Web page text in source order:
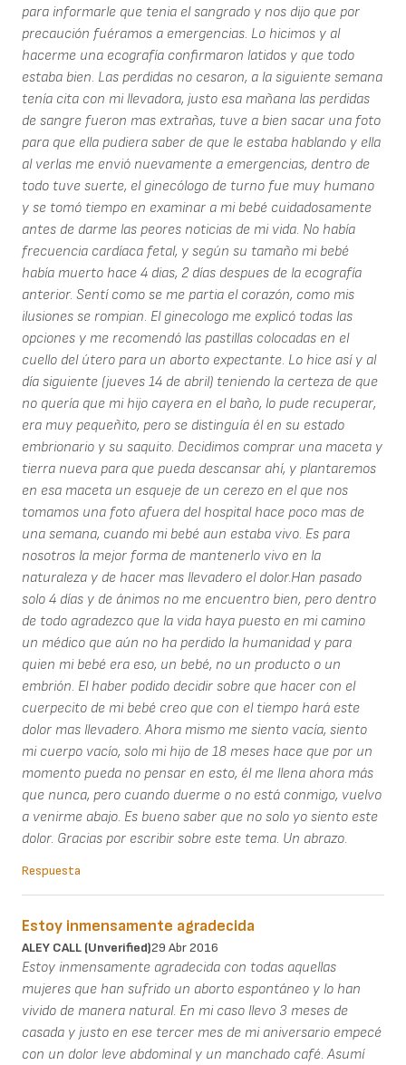
para informarle que tenia el sangrado y nos dijo que por
precaución fuéramos a emergencias. Lo hicimos y al
hacerme una ecografía confirmaron latidos y que todo
estaba bien. Las perdidas no cesaron, a la siguiente semana
tenía cita con mi llevadora, justo esa mañana las perdidas
de sangre fueron mas extrañas, tuve a bien sacar una foto
para que ella pudiera saber de que le estaba hablando y ella
al verlas me envió nuevamente a emergencias, dentro de
todo tuve suerte, el ginecólogo de turno fue muy humano
y se tomó tiempo en examinar a mi bebé cuidadosamente
antes de darme las peores noticias de mi vida. No había
frecuencia cardíaca fetal, y según su tamaño mi bebé
había muerto hace 4 dias, 2 días despues de la ecografía
anterior. Sentí como se me partia el corazón, como mis
ilusiones se rompian. El ginecologo me explicó todas las
opciones y me recomendó las pastillas colocadas en el
cuello del útero para un aborto expectante. Lo hice así y al
día siguiente (jueves 14 de abril) teniendo la certeza de que
no quería que mi hijo cayera en el baño, lo pude recuperar,
era muy pequeñito, pero se distinguía él en su estado
embrionario y su saquito. Decidimos comprar una maceta y
tierra nueva para que pueda descansar ahí, y plantaremos
en esa maceta un esqueje de un cerezo en el que nos
tomamos una foto afuera del hospital hace poco mas de
una semana, cuando mi bebé aun estaba vivo. Es para
nosotros la mejor forma de mantenerlo vivo en la
naturaleza y de hacer mas llevadero el dolor.Han pasado
solo 4 días y de ánimos no me encuentro bien, pero dentro
de todo agradezco que la vida haya puesto en mi camino
un médico que aún no ha perdido la humanidad y para
quien mi bebé era eso, un bebé, no un producto o un
embrión. El haber podido decidir sobre que hacer con el
cuerpecito de mi bebé creo que con el tiempo hará este
dolor mas llevadero. Ahora mismo me siento vacía, siento
mi cuerpo vacío, solo mi hijo de 18 meses hace que por un
momento pueda no pensar en esto, él me llena ahora más
que nunca, pero cuando duerme o no está conmigo, vuelvo
a venirme abajo. Es bueno saber que no solo yo siento este
dolor. Gracias por escribir sobre este tema. Un abrazo.
Respuesta
Estoy inmensamente agradecida
ALEY CALL (unverified)29 Abr 2016
Estoy inmensamente agradecida con todas aquellas
mujeres que han sufrido un aborto espontáneo y lo han
vivido de manera natural. En mi caso llevo 3 meses de
casada y justo en ese tercer mes de mi aniversario empecé
con un dolor leve abdominal y un manchado café. Asumí